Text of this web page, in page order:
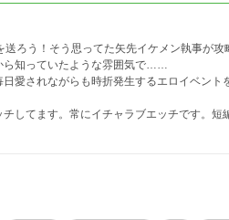
ろう！そう思ってた矢先イケメン執事が攻
ら知っていたような雰囲気で……
愛されながらも時折発生するエロイベント
してます。常にイチャラブエッチです。短